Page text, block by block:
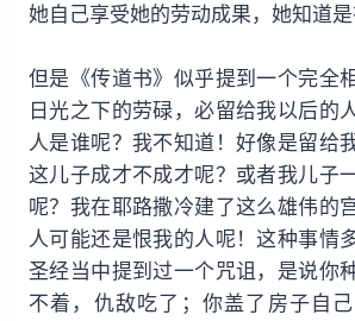
她自己享受她的劳动成果，她知道是
但是《传道书》似乎提到一个完全
日光之下的劳碌，必留给我以后的
人是谁呢？我不知道！好像是留给
这儿子成才不成才呢？或者我儿子
呢？我在耶路撒冷建了这么雄伟的
人可能还是恨我的人呢！这种事情
圣经当中提到过一个咒诅，是说你
不着，仇敌吃了；你盖了房子自